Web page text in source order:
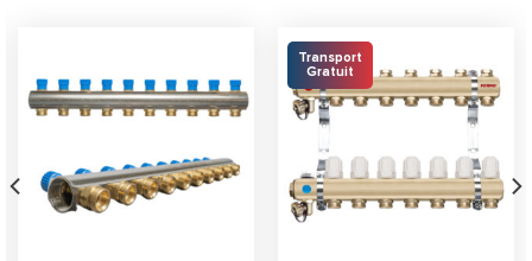
Transport
Gratuit